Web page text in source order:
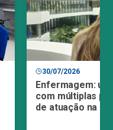
30/07/2026
Enfermagem:
com múltiplas
de atuação na